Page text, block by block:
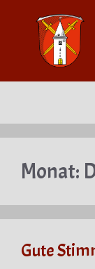
springen
Monat:
Gute